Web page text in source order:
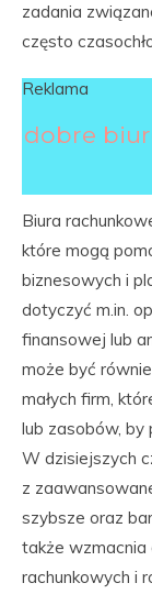
zadania
często
Reklama
dobre
Biura
które mogą
biznesowych i
dotyczyć m.in.
finansowej lub
może być
małych firm,
lub zasobów, by
W dzisiejszych
z
szybsze oraz
także wzmacnia
rachunkowych i